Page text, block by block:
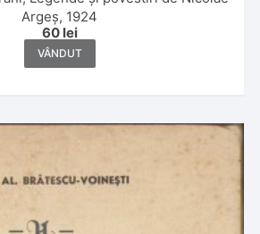
Argeș, 1924
60 lei
VÂNDUT